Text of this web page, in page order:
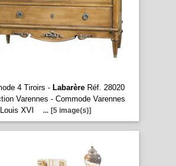
4 Tiroirs - LabarèreRéf. 28020
Varennes - Commode Varennes
XVI
... [5 image(s)]